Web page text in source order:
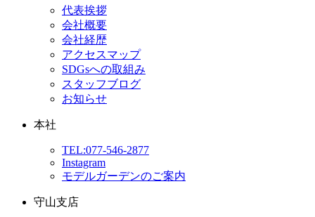
代表挨拶
会社概要
会社経歴
アクセスマップ
SDGsへの取組み
スタッフブログ
お知らせ
本社
TEL:077-546-2877
Instagram
モデルガーデンのご案内
守山支店